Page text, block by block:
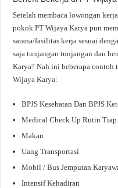
Setelah membaca lowongan
pokok PT Wijaya Karya pun
sarana/fasilitas kerja sesuai
saja tunjangan tunjangan dan
Karya? Nah ini beberapa
Wijaya Karya:
BPJS Kesehatan Dan BPJS
Medical Check Up Rutin Tiap
Makan
Uang Transportasi
Mobil / Bus Jemputan
Intensif Kehadiran